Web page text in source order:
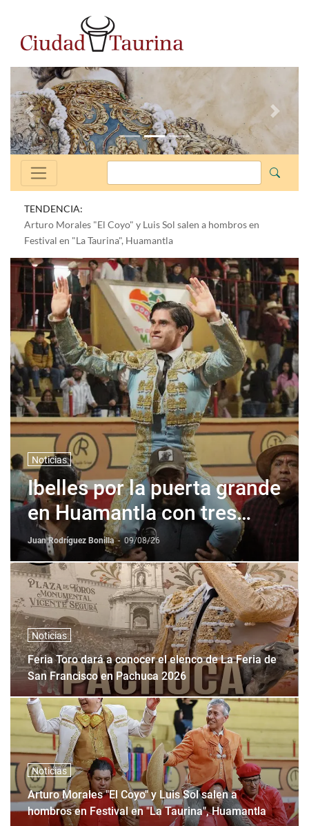
Anterior
TENDENCIA:
Arturo Morales "El Coyo" y Luis Sol salen a hombros en
Festival en "La Taurina", Huamantla
Noticias
Ibelles por la puerta grande
en Huamantla con tres
orejas
Juan Rodríguez Bonilla - 09/08/26
Noticias
Feria Toro dará a conocer el elenco de La Feria de
San Francisco en Pachuca 2026
Noticias
Arturo Morales "El Coyo" y Luis Sol salen a
hombros en Festival en "La Taurina", Huamantla